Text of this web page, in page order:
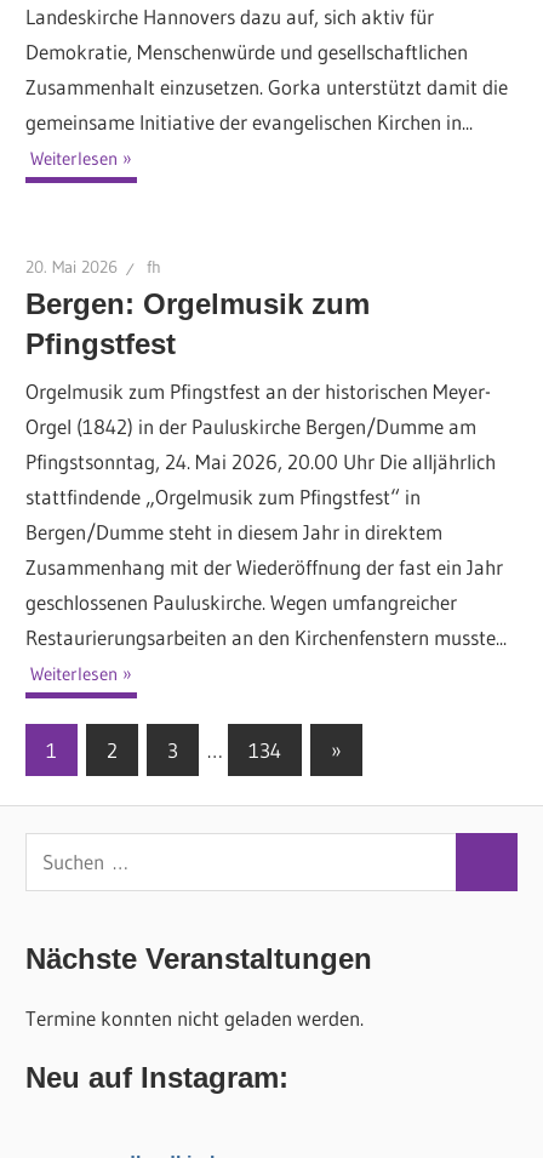
Landeskirche Hannovers dazu auf, sich aktiv für
Demokratie, Menschenwürde und gesellschaftlichen
Zusammenhalt einzusetzen. Gorka unterstützt damit die
gemeinsame Initiative der evangelischen Kirchen in...
Weiterlesen
20. Mai 2026 fh
Bergen: Orgelmusik zum
Pfingstfest
Orgelmusik zum Pfingstfest an der historischen Meyer-
Orgel (1842) in der Pauluskirche Bergen/Dumme am
Pfingstsonntag, 24. Mai 2026, 20.00 Uhr Die alljährlich
stattfindende „Orgelmusik zum Pfingstfest“ in
Bergen/Dumme steht in diesem Jahr in direktem
Zusammenhang mit der Wiederöffnung der fast ein Jahr
geschlossenen Pauluskirche. Wegen umfangreicher
Restaurierungsarbeiten an den Kirchenfenstern musste...
Weiterlesen
Seitennummerierung
Beiträge
1 2 3 … 134
Nächste
»
u
h
n
n
a
Nächste Veranstaltungen
Termine konnten nicht geladen werden.
Neu auf Instagram: